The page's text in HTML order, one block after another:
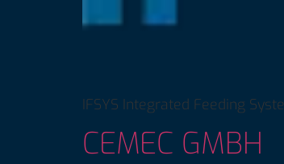
IFSYS Integrated Feeding
CEMEC GMBH